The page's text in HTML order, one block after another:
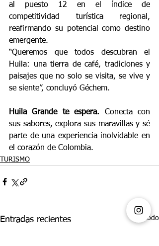
al puesto 12 en el índice de
competitividad turística regional,
reafirmando su potencial como destino
emergente.
“Queremos que todos descubran el
Huila: una tierra de café, tradiciones y
paisajes que no solo se visita, se vive y
se siente”, concluyó Géchem.
Huila Grande te espera. Conecta con
sus sabores, explora sus maravillas y sé
parte de una experiencia inolvidable en
el corazón de Colombia.
TURISMO
Entradas recientes Ver todo